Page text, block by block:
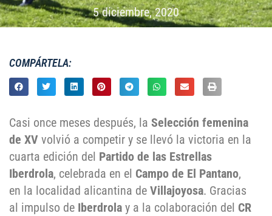
5 diciembre, 2020
COMPÁRTELA:
Casi once meses después, la Selección femenina
de XV volvió a competir y se llevó la victoria en la
cuarta edición del Partido de las Estrellas
Iberdrola, celebrada en el Campo de El Pantano,
en la localidad alicantina de Villajoyosa. Gracias
al impulso de Iberdrola y a la colaboración del CR